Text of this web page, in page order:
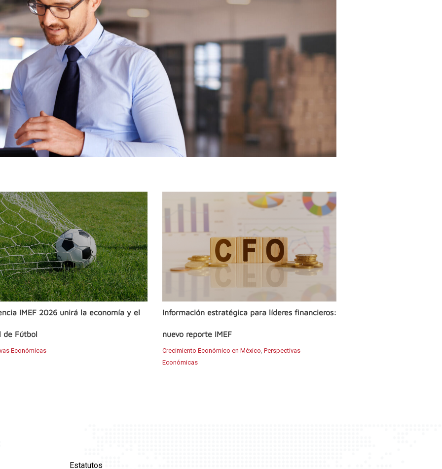
IMEF 2026 unirá la economía y el
de Fútbol
Económicas
Información estratégica para líderes financieros:
nuevo reporte IMEF
Crecimiento Económico en México Perspectivas
Económicas
Estatutos